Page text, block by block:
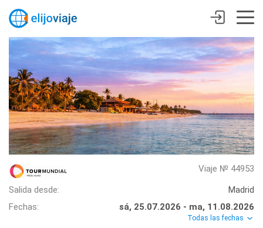
Viaje № 44953
Salida desde:
Madrid
Fechas:
sá, 25.07.2026 - ma, 11.08.2026
Todas las fechas